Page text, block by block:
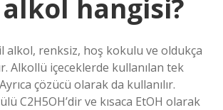
hangisi?
alkol, renksiz, hoş kokulu ve oldukça
Alkollü içeceklerde kullanılan tek
çözücü olarak da kullanılır.
C2H5OH’dir ve kısaca EtOH olarak